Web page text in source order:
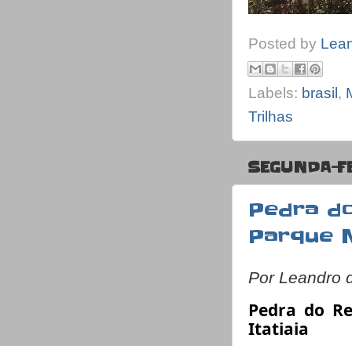
Posted by
Labels: brasil,
Trilhas
SEGUNDA-
Pedra
Parque
Por Leandro
Pedra do
Itatiaia